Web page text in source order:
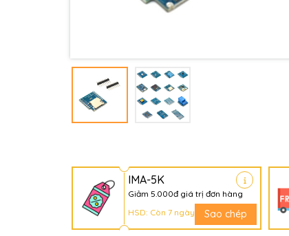
IMA-5K
Giảm 5.000đ giá trị đơn hàng
HSD: Còn 7 ngày
Sao chép